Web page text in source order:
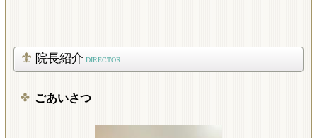
院長紹介 DIRECTOR
ごあいさつ